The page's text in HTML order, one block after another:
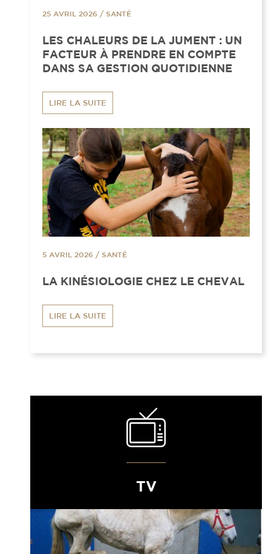
25 AVRIL 2026 / SANTÉ
LES CHALEURS DE LA JUMENT : UN
FACTEUR À PRENDRE EN COMPTE
DANS SA GESTION QUOTIDIENNE
LIRE LA SUITE
5 AVRIL 2026 / SANTÉ
LA KINÉSIOLOGIE CHEZ LE CHEVAL
LIRE LA SUITE
TV